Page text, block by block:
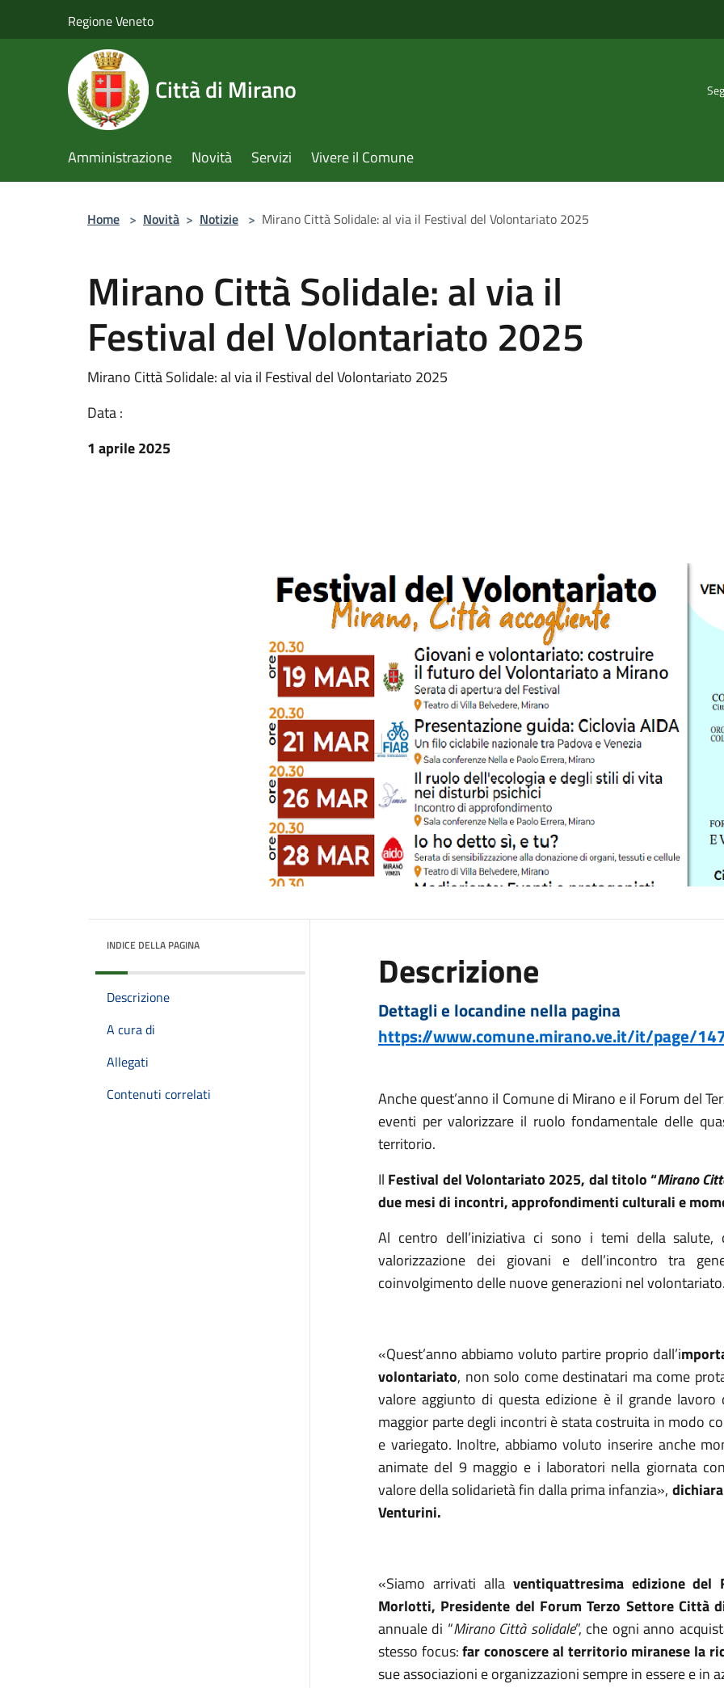
Regione Veneto
Città di Mirano
Amministrazione Novità Servizi Vivere il Comune
Home > Novità > Notizie > Mirano Città Solidale: al via il Festival del Volontariato 2025
Mirano Città Solidale: al via il
Festival del Volontariato 2025
Mirano Città Solidale: al via il Festival del Volontariato 2025
Data :
1 aprile 2025
INDICE DELLA PAGINA
Descrizione
A cura di
Allegati
Contenuti correlati
Descrizione
Dettagli e locandine nella pagina
https://www.comune.mirano.ve.it/it/page/
Anche quest’anno il Comune di Mirano e il Forum del
eventi per valorizzare il ruolo fondamentale delle
territorio.
Il Festival del Volontariato 2025, dal titolo “Mirano
due mesi di incontri, approfondimenti culturali e
Al centro dell’iniziativa ci sono i temi della
valorizzazione dei giovani e dell’incontro tra
coinvolgimento delle nuove generazioni nel
«Quest’anno abbiamo voluto partire proprio dall’i
volontariato, non solo come destinatari ma come
valore aggiunto di questa edizione è il grande
maggior parte degli incontri è stata costruita in modo
e variegato. Inoltre, abbiamo voluto inserire anche
animate del 9 maggio e i laboratori nella giornata
valore della solidarietà fin dalla prima infanzia»,
Venturini.
«Siamo arrivati alla ventiquattresima edizione del
Morlotti, Presidente del Forum Terzo Settore Città
annuale di “Mirano Città solidale”, che ogni anno
stesso focus:far conoscere al territorio miranese la
sue associazioni e organizzazioni sempre in essere e in